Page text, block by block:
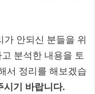
안되신 분들을 위
분석한 내용을 토
서 정리를 해보겠습
시기 바랍니다.